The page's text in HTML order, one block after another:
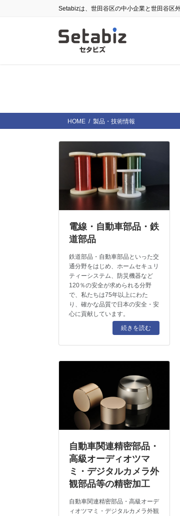
動
Setabizは、世田谷区の中小企業と世田谷区
HOME 製品・技術情報
電線・自動車部品・鉄
道部品
鉄道部品・自動車部品といった交
通分野をはじめ、ホームセキュリ
ティーシステム、防災機器など
120％の安全が求められる分野
で、私たちは75年以上にわた
り、確かな品質で日本の安全・安
心に貢献しています。
続きを読む
自動車関連精密部品・
高級オーディオツマ
ミ・デジタルカメラ外
観部品等の精密加工
自動車関連精密部品・高級オーデ
ィオツマミ・デジタルカメラ外観